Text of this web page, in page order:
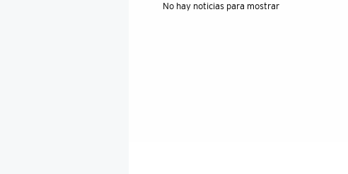
No hay noticias para mostrar